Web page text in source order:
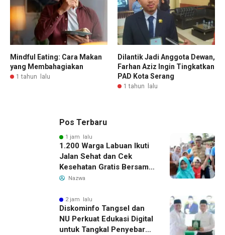
Mindful Eating: Cara Makan
yang Membahagiakan
1 tahun lalu
Dilantik Jadi Anggota Dewan,
Farhan Aziz Ingin Tingkatkan
PAD Kota Serang
1 tahun lalu
Pos Terbaru
1 jam lalu
1.200 Warga Labuan Ikuti
Jalan Sehat dan Cek
Kesehatan Gratis Bersama
Gubernur Banten
Nazwa
2 jam lalu
Diskominfo Tangsel dan
NU Perkuat Edukasi Digital
untuk Tangkal Penyebaran